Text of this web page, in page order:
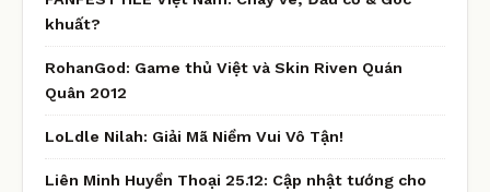
khuất?
RohanGod: Game thủ Việt và Skin Riven Quán
Quân 2012
LoLdle Nilah: Giải Mã Niềm Vui Vô Tận!
Liên Minh Huyền Thoại 25.12: Cập nhật tướng cho